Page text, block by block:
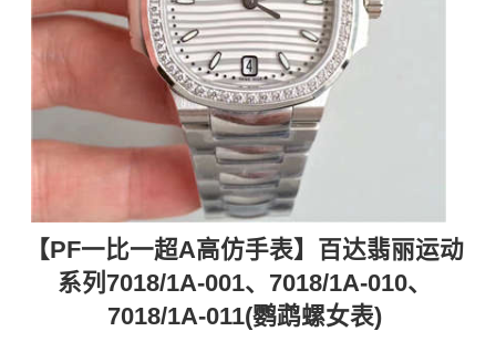
【PF一比一超A高仿手表】百达翡丽运动
系列7018/1A-001、7018/1A-010、
7018/1A-011(鹦鹉螺女表)